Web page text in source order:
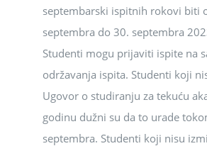
septembarski ispitnih rokovi biti
septembra do 30. septembra
Studenti mogu prijaviti ispite na
održavanja ispita. Studenti koji
Ugovor o studiranju za tekuću
godinu dužni su da to urade
septembra. Studenti koji nisu